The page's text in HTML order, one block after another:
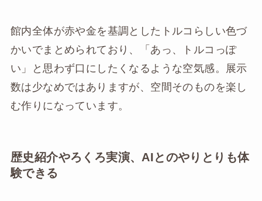
館内全体が赤や金を基調としたトルコらしい色づ
かいでまとめられており、「あっ、トルコっぽ
い」と思わず口にしたくなるような空気感。展示
数は少なめではありますが、空間そのものを楽し
む作りになっています。
歴史紹介やろくろ実演、AIとのやりとりも体
験できる